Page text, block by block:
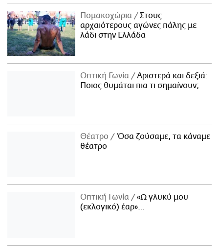
Πομακοχώρια
Στους
αρχαιότερους αγώνες πάλης με
λάδι στην Ελλάδα
Οπτική Γωνία
Αριστερά και δεξιά:
Ποιος θυμάται πια τι σημαίνουν;
Θέατρο
Όσα ζούσαμε, τα κάναμε
θέατρο
Οπτική Γωνία
«Ω γλυκύ μου
(εκλογικό) έαρ»…